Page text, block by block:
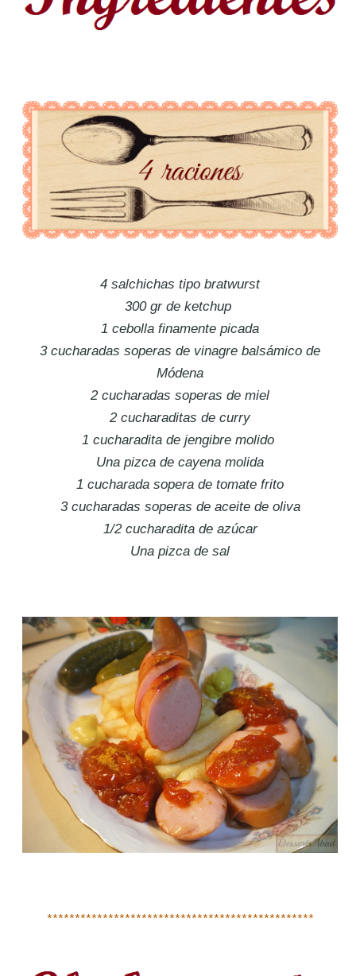
4 salchichas tipo bratwurst
300 gr de ketchup
1 cebolla finamente picada
3 cucharadas soperas de vinagre balsámico de
Módena
2 cucharadas soperas de miel
2 cucharaditas de curry
1 cucharadita de jengibre molido
Una pizca de cayena molida
1 cucharada sopera de tomate frito
3 cucharadas soperas de aceite de oliva
1/2 cucharadita de azúcar
Una pizca de sal
************************************************